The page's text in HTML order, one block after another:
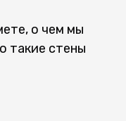
о чем мы
такие стены